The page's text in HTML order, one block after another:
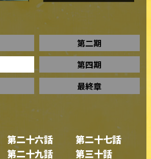
第二期
第四期
最終章
第二十六話
第二十七話
第二十九話 第三十話